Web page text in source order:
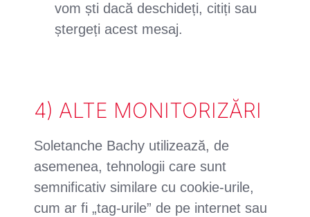
vom ști dacă deschideți, citiți sau
ștergeți acest mesaj.
4) ALTE MONITORIZĂRI
Soletanche Bachy utilizează, de
asemenea, tehnologii care sunt
semnificativ similare cu cookie-urile,
cum ar fi „tag-urile” de pe internet sau